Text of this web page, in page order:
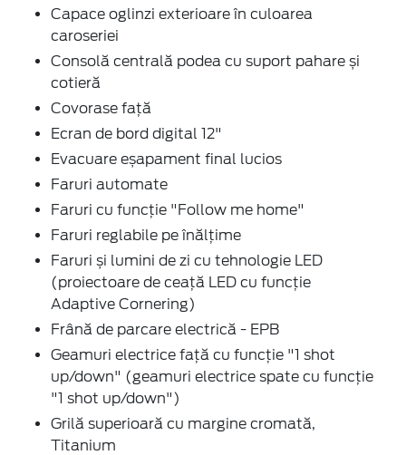
Capace oglinzi exterioare în culoarea
caroseriei
Consolă centrală podea cu suport pahare și
cotieră
Covorase față
Ecran de bord digital 12"
Evacuare eșapament final lucios
Faruri automate
Faruri cu funcție "Follow me home"
Faruri reglabile pe înălțime
Faruri și lumini de zi cu tehnologie LED
(proiectoare de ceață LED cu funcție
Adaptive Cornering)
Frână de parcare electrică - EPB
Geamuri electrice față cu funcție "1 shot
up/down" (geamuri electrice spate cu funcție
"1 shot up/down")
Grilă superioară cu margine cromată,
Titanium